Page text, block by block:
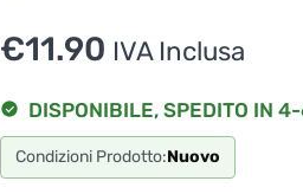
€11.90 IVA Inclusa
DISPONIBILE, SPEDITO IN
Condizioni Prodotto:Nuovo